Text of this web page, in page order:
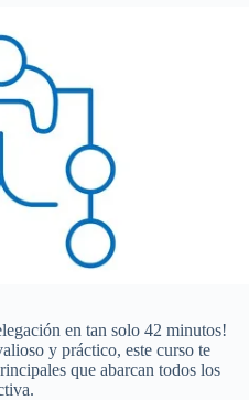
en tan solo 42 minutos!
y práctico, este curso te
que abarcan todos los